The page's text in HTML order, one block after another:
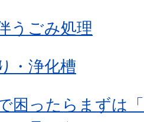
うごみ処理
・浄化槽
困ったらまずは